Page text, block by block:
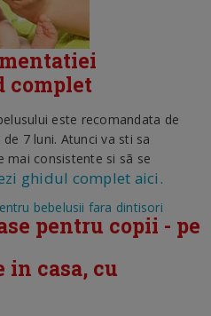
complet
este recomandata de
7 luni. Atunci va sti sa
mai consistente si sã se
ghidul complet aici.
bebelusii fara dintisori
pentru copii - pe
in casa, cu